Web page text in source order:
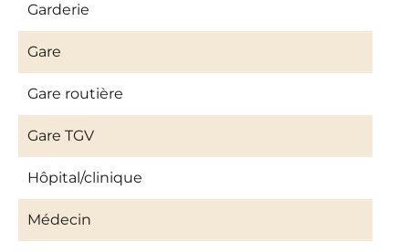
Garderie
Gare
Gare routière
Gare TGV
Hôpital/clinique
Médecin